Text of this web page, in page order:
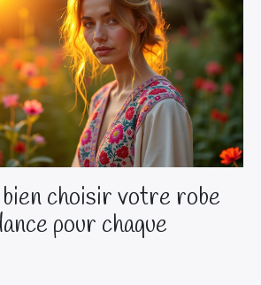
choisir votre robe
pour chaque